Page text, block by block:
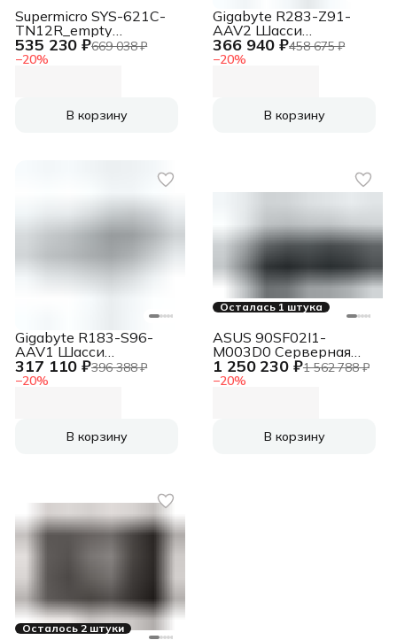
535 230 ₽669 038 ₽
−20%
Supermicro SYS-621C-
TN12R_empty
Серверная платформа
SuperServer
В корзину
366 940 ₽458 675 ₽
−20%
Gigabyte R283-Z91-
AAV2 Шасси
серверное Server
Platform
В корзину
317 110 ₽396 388 ₽
−20%
Gigabyte R183-S96-
AAV1 Шасси
серверное Server
Platform
В корзину
Осталась 1 штука
1 250 230 ₽1 562 788 ₽
−20%
ASUS 90SF02I1-
M003D0 Серверная
платформа ESC8000-
E11/30R4/WOS/WOA/
В корзину
Осталось 2 штуки